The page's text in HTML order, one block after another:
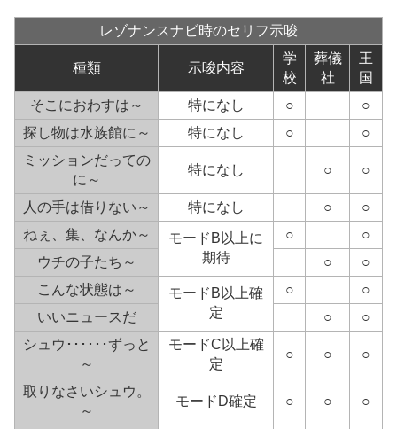
レゾナンスナビ時のセリフ示唆
種類 示唆内容
学
校
葬儀
社
王
国
そこにおわすは～
特になし ○
○
探し物は水族館に～
特になし ○
○
ミッションだっての
に～
特になし ○ ○
人の手は借りない～ 特になし ○
○
ねぇ、集、なんか～
モードB以上に
期待
○
○
ウチの子たち～
○
○
こんな状態は～
モードB以上確
定
○
○
いいニュースだ
○
○
シュウ･･････ずっと
～
モードC以上確
定
○ ○ ○
取りなさいシュウ。
～
モードD確定 ○ ○ ○